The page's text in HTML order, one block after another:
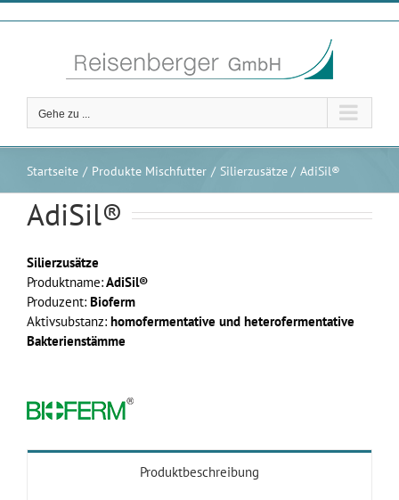
Zum
Gehe zu ...
Startseite Produkte Mischfutter Silierzusätze AdiSil®
AdiSil®
Silierzusätze
Produktname:AdiSil®
Produzent: Bioferm
Aktivsubstanz: homofermentative und heterofermentative
Bakterienstämme
Produktbeschreibung